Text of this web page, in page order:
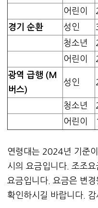
어린이
경기 순환
성인
청소년
어린이
광역 급행 (M
버스)
성인
청소년
어린이
연령대는 2024년 기준
시의 요금입니다. 조조
요금입니다. 요금은 변
확인하시길 바랍니다. 감